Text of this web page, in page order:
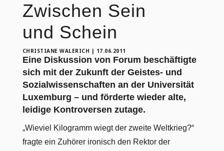
Zwischen Sein
und Schein
CHRISTIANE WALERICH | 17.06.2011
Eine Diskussion von Forum beschäftigte
sich mit der Zukunft der Geistes- und
Sozialwissenschaften an der Universität
Luxemburg – und förderte wieder alte,
leidige Kontroversen zutage.
„Wieviel Kilogramm wiegt der zweite Weltkrieg?“
fragte ein Zuhörer ironisch den Rektor der